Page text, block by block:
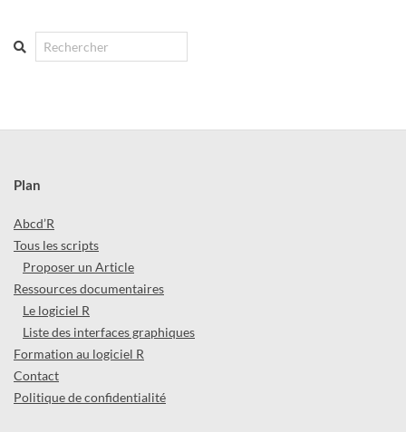
Search
Plan
Abcd’R
Tous les scripts
Proposer un Article
Ressources documentaires
Le logiciel R
Liste des interfaces graphiques
Formation au logiciel R
Contact
Politique de confidentialité